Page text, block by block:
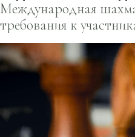
Международная
требования к